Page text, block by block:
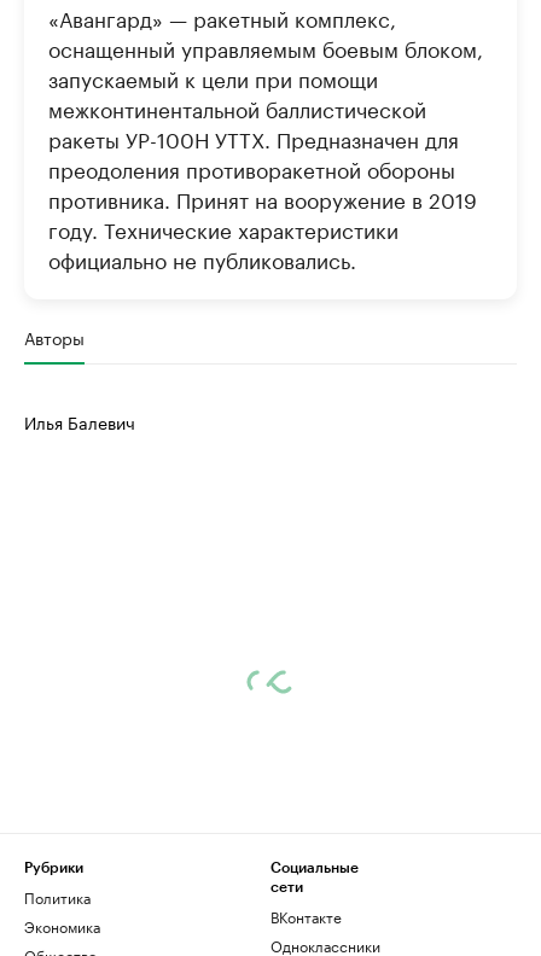
«Авангард» — ракетный комплекс,
оснащенный управляемым боевым блоком,
запускаемый к цели при помощи
межконтинентальной баллистической
ракеты УР-100Н УТТХ. Предназначен для
преодоления противоракетной обороны
противника. Принят на вооружение в 2019
году. Технические характеристики
официально не публиковались.
Авторы
Илья Балевич
Рубрики
Политика
Экономика
Социальные
сети
ВКонтакте
Одноклассники